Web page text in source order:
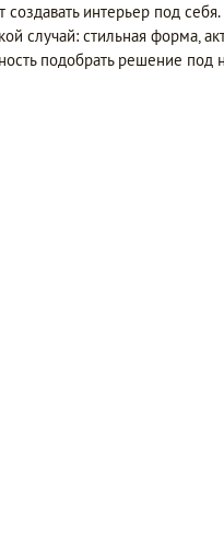
интерьер под
случай: стильная форма,
подобрать решение под